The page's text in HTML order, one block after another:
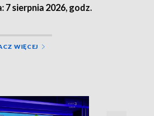
7 sierpnia 2026, godz.
WIĘCEJ